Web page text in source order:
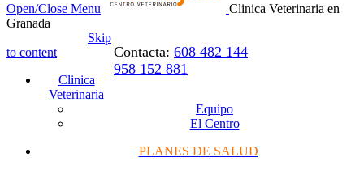
Open/Close Menu
Clinica Veterinaria en
Granada
Contacta: 608 482 144
958 152 881
Skip
to content
Clinica
Veterinaria
Equipo
El Centro
PLANES DE SALUD